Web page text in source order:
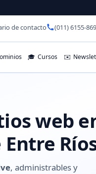
de contacto (011) 6155-
🎓 Cursos ✉️
web
, administrables y